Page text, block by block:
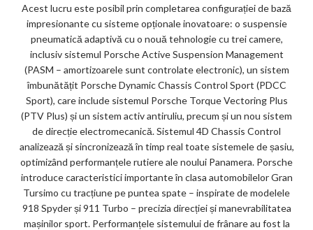
Acest lucru este posibil prin completarea configurației de bază
impresionante cu sisteme opționale inovatoare: o suspensie
pneumatică adaptivă cu o nouă tehnologie cu trei camere,
inclusiv sistemul Porsche Active Suspension Management
(PASM – amortizoarele sunt controlate electronic), un sistem
îmbunătățit Porsche Dynamic Chassis Control Sport (PDCC
Sport), care include sistemul Porsche Torque Vectoring Plus
(PTV Plus) și un sistem activ antiruliu, precum și un nou sistem
de direcție electromecanică. Sistemul 4D Chassis Control
analizează și sincronizează în timp real toate sistemele de șasiu,
optimizând performanțele rutiere ale noului Panamera. Porsche
introduce caracteristici importante în clasa automobilelor Gran
Tursimo cu tracțiune pe puntea spate – inspirate de modelele
918 Spyder și 911 Turbo – precizia direcției și manevrabilitatea
mașinilor sport. Performanțele sistemului de frânare au fost la